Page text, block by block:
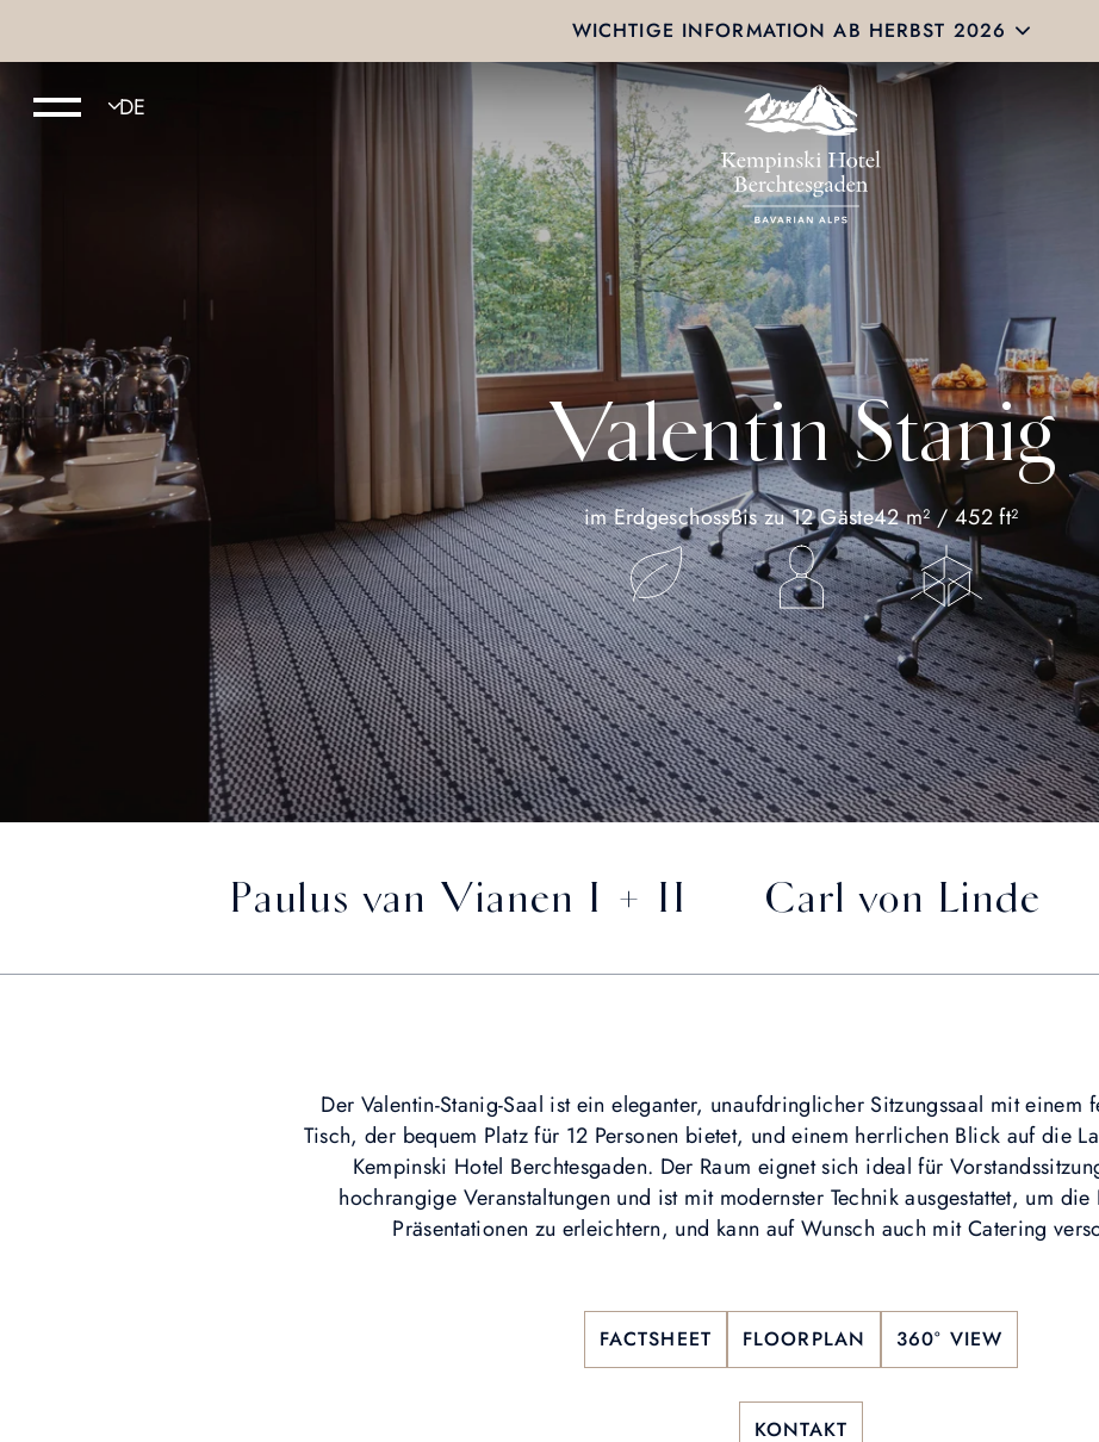
WICHTIGE INFORMATION AB HERBST 2026
Valentin Stanig
im ErdgeschossBis zu 12 Gäste42 m² / 452 ft²
Paulus van Vianen I + II Carl von Linde
Der Valentin-Stanig-Saal ist ein eleganter, unaufdringlicher Sitzungssaal mit einem
Tisch, der bequem Platz für 12 Personen bietet, und einem herrlichen Blick auf die
Kempinski Hotel Berchtesgaden. Der Raum eignet sich ideal für
hochrangige Veranstaltungen und ist mit modernster Technik ausgestattet, um
Präsentationen zu erleichtern, und kann auf Wunsch auch mit Catering
FACTSHEET FLOORPLAN 360° VIEW
KONTAKT